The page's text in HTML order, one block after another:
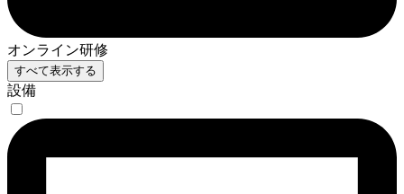
オンライン研修
すべて表示する
設備